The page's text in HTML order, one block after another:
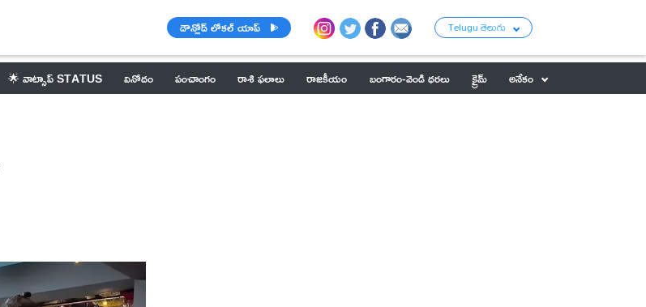
డౌన్లోడ్ లోకల్ యాప్ Telugu తెలుగు
🌟 వాట్సాప్ STATUS వినోదం పంచాంగం రాశి ఫలాలు రాజకీయం బంగారం-వెండి ధరలు క్రైమ్
అనేకం